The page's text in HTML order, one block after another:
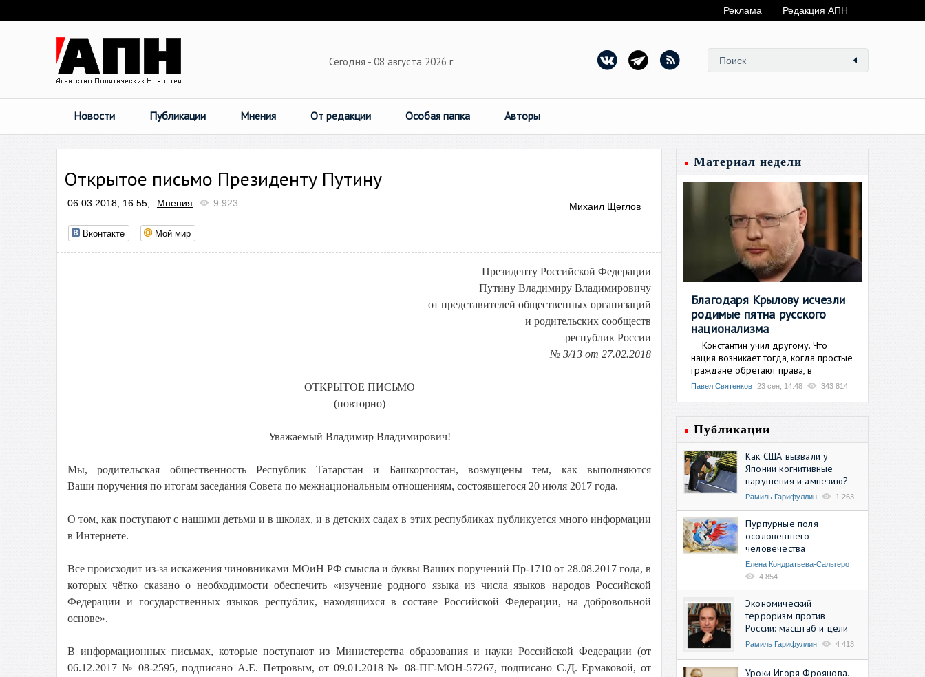
Реклама Редакция АПН
Сегодня - 08 августа 2026 г
Новости Публикации Мнения От редакции Особая папка Авторы
Открытое письмо Президенту Путину
06.03.2018, 16:55, Мнения 9 923 Михаил Щеглов
Вконтакте Мой мир
Президенту Российской Федерации
Путину Владимиру Владимировичу
от представителей общественных организаций
и родительских сообществ
республик России
№ 3/13 от 27.02.2018
ОТКРЫТОЕ ПИСЬМО
(повторно)
Уважаемый Владимир Владимирович!
Мы, родительская общественность Республик Татарстан и Башкортостан, возмущены тем, как выполняются
Ваши поручения по итогам заседания Совета по межнациональным отношениям, состоявшегося 20 июля 2017 года.
О том, как поступают с нашими детьми и в школах, и в детских садах в этих республиках публикуется много информации
в Интернете.
Все происходит из-за искажения чиновниками МОиН РФ смысла и буквы Ваших поручений Пр-1710 от 28.08.2017 года, в
которых чётко сказано о необходимости обеспечить «изучение родного языка из числа языков народов Российской
Федерации и государственных языков республик, находящихся в составе Российской Федерации, на добровольной
основе».
В информационных письмах, которые поступают из Министерства образования и науки Российской Федерации (от
06.12.2017 № 08-2595, подписано А.Е. Петровым, от 09.01.2018 № 08-ПГ-МОН-57267, подписано С.Д. Ермаковой, от
Материал недели
Благодаря Крылову исчезли
родимые пятна русского
национализма
Константин учил другому. Что
нация возникает тогда, когда простые
граждане обретают права, в
Павел Святенков 23 сен, 14:48 343 814
Публикации
Как США вызвали у
Японии когнитивные
нарушения и амнезию?
Рамиль Гарифуллин 1 263
Пурпурные поля
осоловевшего
человечества
Елена Кондратьева-Сальгеро
4 854
Экономический
терроризм против
России: масштаб и цели
Рамиль Гарифуллин 4 413
Уроки Игоря Фроянова.